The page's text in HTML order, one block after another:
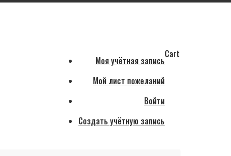
Cart
Моя учётная запись
Мой лист пожеланий
Войти
Создать учётную запись